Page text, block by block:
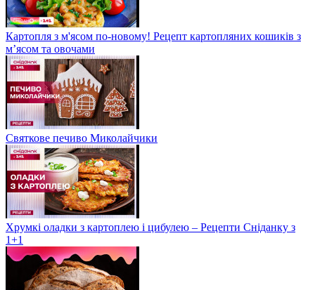
Картопля з м'ясом по-новому! Рецепт картопляних кошиків з
м’ясом та овочами
Святкове печиво Миколайчики
Хрумкі оладки з картоплею і цибулею – Рецепти Сніданку з
1+1